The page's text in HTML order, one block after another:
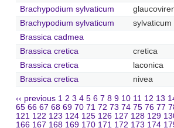
Brachypodium sylvaticum
Brachypodium sylvaticum
sylvaticum
Brassica cadmea
Brassica cretica
cretica
Brassica cretica
laconica
Brassica cretica
nivea
‹‹ previous 1 2 3 4 5 6 7 8 9 10 11 12 13
65 66 67 68 69 70 71 72 73 74 75 76 77
121 122 123 124 125 126 127 128 129
166 167 168 169 170 171 172 173 174